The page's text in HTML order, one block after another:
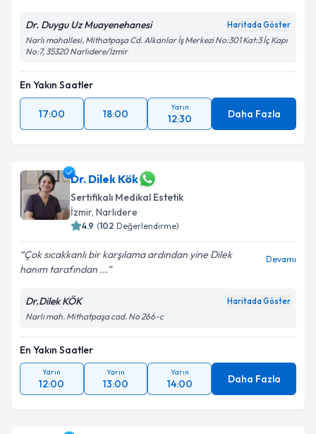
Dr. Duygu Uz Muayenehanesi Haritada Göster
Narlı mahallesi, Mithatpaşa Cd. Alkanlar İş Merkezi No:301 Kat:3 İç Kapı
No:7, 35320 Narlıdere/İzmir
En Yakın Saatler
17:00 18:00
Yarın
12:30 Daha Fazla
Dr. Dilek Kök
Sertifikalı Medikal Estetik
İzmir, Narlıdere
4.9 (102 Değerlendirme)
Çok sıcakkanlı bir karşılama ardından yine Dilek
hanım tarafından ...
Devamı
Dr.Dilek KÖK Haritada Göster
Narlı mah. Mithatpaşa cad. No 266-c
En Yakın Saatler
Yarın
12:00
Yarın
13:00
Yarın
14:00 Daha Fazla